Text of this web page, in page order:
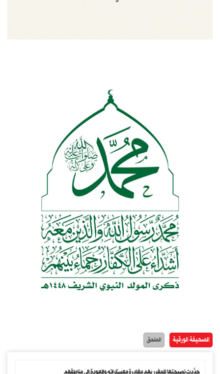
الصحيفة الورقية الملحق